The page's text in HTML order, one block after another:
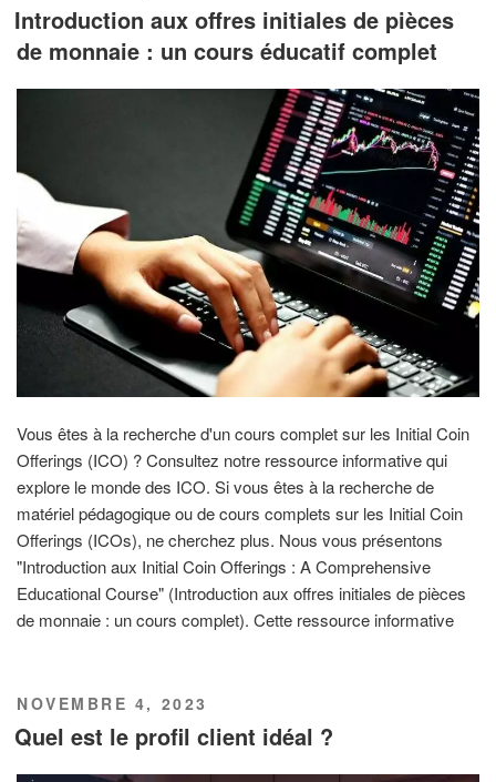
LE
Introduction aux offres initiales de pièces
de monnaie : un cours éducatif complet
Vous êtes à la recherche d'un cours complet sur les Initial Coin
Offerings (ICO) ? Consultez notre ressource informative qui
explore le monde des ICO. Si vous êtes à la recherche de
matériel pédagogique ou de cours complets sur les Initial Coin
Offerings (ICOs), ne cherchez plus. Nous vous présentons
"Introduction aux Initial Coin Offerings : A Comprehensive
Educational Course" (Introduction aux offres initiales de pièces
de monnaie : un cours complet). Cette ressource informative
PUBLIÉ
LE
NOVEMBRE 4, 2023
Quel est le profil client idéal ?